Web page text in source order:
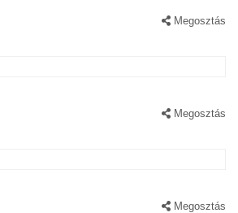
Megosztás
Megosztás
Megosztás